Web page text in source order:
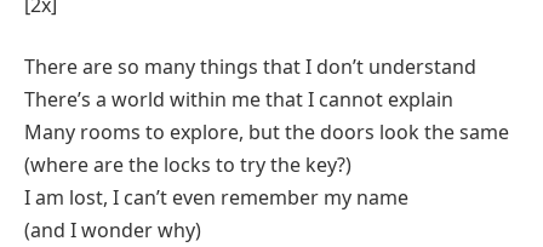
There are so many things that I don’t understand
There’s a world within me that I cannot explain
Many rooms to explore, but the doors look the same
(where are the locks to try the key?)
I am lost, I can’t even remember my name
(and I wonder why)